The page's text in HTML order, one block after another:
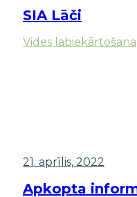
SIA Lāči
Vides labiekārtošana
21. aprīlis, 2022
Apkopta